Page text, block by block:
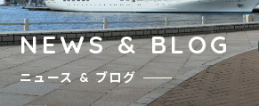
NEWS & BLOG
ニュース & ブログ